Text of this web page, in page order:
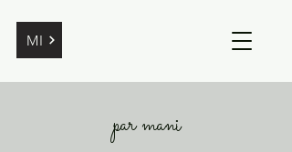
MI
par mani